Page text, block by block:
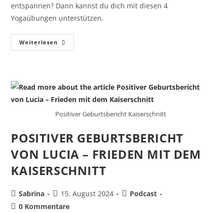
entspannen? Dann kannst du dich mit diesen 4
Yogaübungen unterstützen.
Weiterlesen
Positiver Geburtsbericht Kaiserschnitt
POSITIVER GEBURTSBERICHT
VON LUCIA – FRIEDEN MIT DEM
KAISERSCHNITT
Sabrina 15. August 2024
Podcast
0 Kommentare